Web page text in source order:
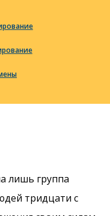
лишь группа
тридцати с